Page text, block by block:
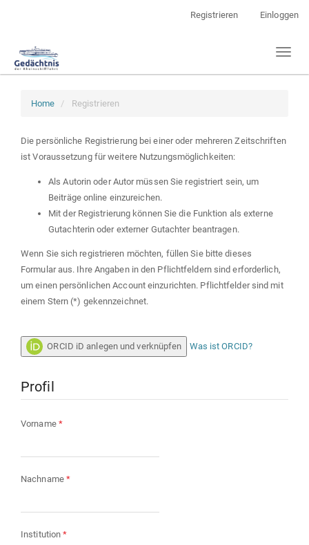
Registrieren Einloggen
Toggle
Home Registrieren
Die persönliche Registrierung bei einer oder mehreren Zeitschriften
ist Voraussetzung für weitere Nutzungsmöglichkeiten:
Als Autorin oder Autor müssen Sie registriert sein, um
Beiträge online einzureichen.
Mit der Registrierung können Sie die Funktion als externe
Gutachterin oder externer Gutachter beantragen.
Wenn Sie sich registrieren möchten, füllen Sie bitte dieses
Formular aus. Ihre Angaben in den Pflichtfeldern sind erforderlich,
um einen persönlichen Account einzurichten. Pflichtfelder sind mit
einem Stern (*) gekennzeichnet.
ORCID iD anlegen und verknüpfen Was ist ORCID?
Profil
Vorname *Erforderlich
Nachname *Erforderlich
Institution*Erforderlich